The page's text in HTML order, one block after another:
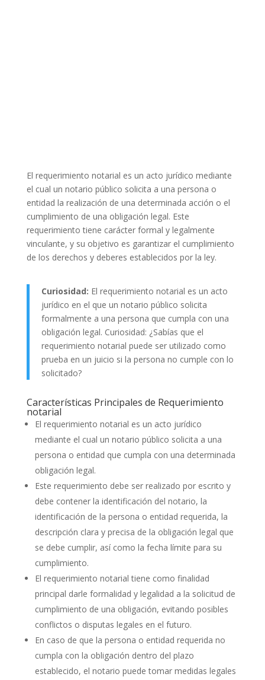
El requerimiento notarial es un acto jurídico mediante
el cual un notario público solicita a una persona o
entidad la realización de una determinada acción o el
cumplimiento de una obligación legal. Este
requerimiento tiene carácter formal y legalmente
vinculante, y su objetivo es garantizar el cumplimiento
de los derechos y deberes establecidos por la ley.
Curiosidad: El requerimiento notarial es un acto
jurídico en el que un notario público solicita
formalmente a una persona que cumpla con una
obligación legal. Curiosidad: ¿Sabías que el
requerimiento notarial puede ser utilizado como
prueba en un juicio si la persona no cumple con lo
solicitado?
Características Principales de Requerimiento
notarial
El requerimiento notarial es un acto jurídico
mediante el cual un notario público solicita a una
persona o entidad que cumpla con una determinada
obligación legal.
Este requerimiento debe ser realizado por escrito y
debe contener la identificación del notario, la
identificación de la persona o entidad requerida, la
descripción clara y precisa de la obligación legal que
se debe cumplir, así como la fecha límite para su
cumplimiento.
El requerimiento notarial tiene como finalidad
principal darle formalidad y legalidad a la solicitud de
cumplimiento de una obligación, evitando posibles
conflictos o disputas legales en el futuro.
En caso de que la persona o entidad requerida no
cumpla con la obligación dentro del plazo
establecido, el notario puede tomar medidas legales